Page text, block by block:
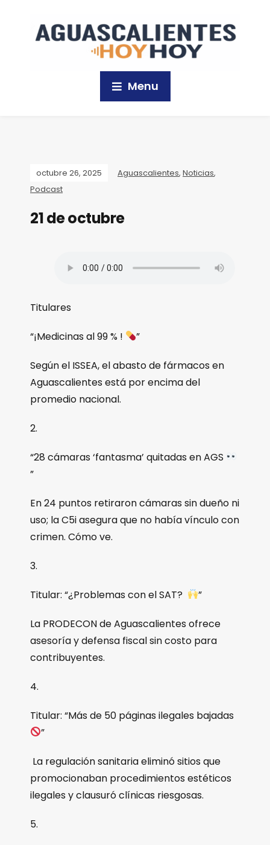
Menu
octubre 26, 2025 Aguascalientes, Noticias,
Podcast
21 de octubre
Titulares
“¡Medicinas al 99 % ! ”
Según el ISSEA, el abasto de fármacos en
Aguascalientes está por encima del
promedio nacional.
2.
“28 cámaras ‘fantasma’ quitadas en AGS
”
En 24 puntos retiraron cámaras sin dueño ni
uso; la C5i asegura que no había vínculo con
crimen. Cómo ve.
3.
Titular: “¿Problemas con el SAT? ”
La PRODECON de Aguascalientes ofrece
asesoría y defensa fiscal sin costo para
contribuyentes.
4.
Titular: “Más de 50 páginas ilegales bajadas
”
La regulación sanitaria eliminó sitios que
promocionaban procedimientos estéticos
ilegales y clausuró clínicas riesgosas.
5.